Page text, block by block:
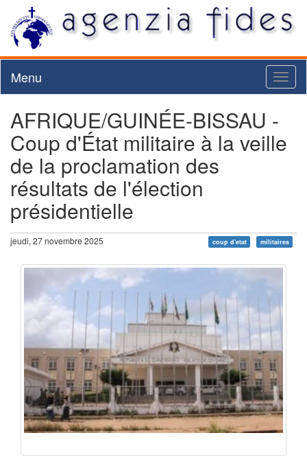
Menu
AFRIQUE/GUINÉE-BISSAU -
Coup d'État militaire à la veille
de la proclamation des
résultats de l'élection
présidentielle
jeudi, 27 novembre 2025 coup d'etat militaires